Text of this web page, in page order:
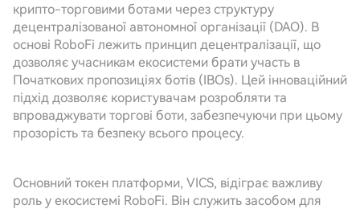
крипто-торговими ботами через структуру
децентралізованої автономної організації (DAO). В
основі RoboFi лежить принцип децентралізації, що
дозволяє учасникам екосистеми брати участь в
Початкових пропозиціях ботів (IBOs). Цей інноваційний
підхід дозволяє користувачам розробляти та
впроваджувати торгові боти, забезпечуючи при цьому
прозорість та безпеку всього процесу.
Основний токен платформи, VICS, відіграє важливу
роль у екосистемі RoboFi. Він служить засобом для